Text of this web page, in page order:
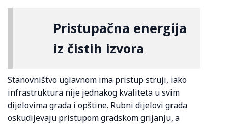
Pristupačna energija
iz čistih izvora
Stanovništvo uglavnom ima pristup struji, iako
infrastruktura nije jednakog kvaliteta u svim
dijelovima grada i opštine. Rubni dijelovi grada
oskudijevaju pristupom gradskom grijanju, a